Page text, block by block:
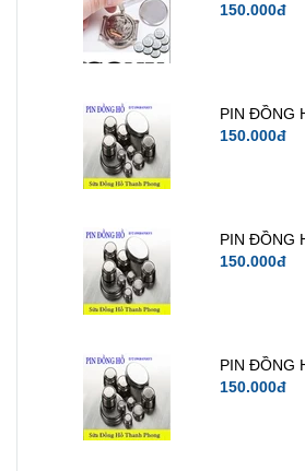
150.000đ
PIN ĐỒNG
150.000đ
PIN ĐỒNG
150.000đ
PIN ĐỒNG
150.000đ